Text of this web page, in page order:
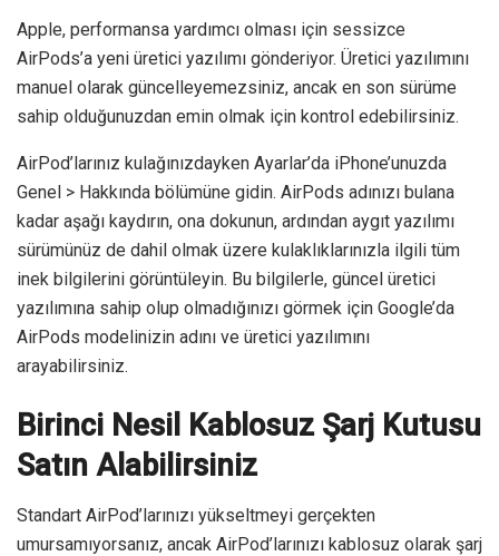
Apple, performansa yardımcı olması için sessizce
AirPods’a yeni üretici yazılımı gönderiyor. Üretici yazılımını
manuel olarak güncelleyemezsiniz, ancak en son sürüme
sahip olduğunuzdan emin olmak için kontrol edebilirsiniz.
AirPod’larınız kulağınızdayken Ayarlar’da iPhone’unuzda
Genel > Hakkında bölümüne gidin. AirPods adınızı bulana
kadar aşağı kaydırın, ona dokunun, ardından aygıt yazılımı
sürümünüz de dahil olmak üzere kulaklıklarınızla ilgili tüm
inek bilgilerini görüntüleyin. Bu bilgilerle, güncel üretici
yazılımına sahip olup olmadığınızı görmek için Google’da
AirPods modelinizin adını ve üretici yazılımını
arayabilirsiniz.
Birinci Nesil Kablosuz Şarj Kutusu
Satın Alabilirsiniz
Standart AirPod’larınızı yükseltmeyi gerçekten
umursamıyorsanız, ancak AirPod’larınızı kablosuz olarak şarj